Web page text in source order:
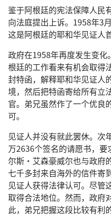
鉴于阿根廷的宪法保障人民
向法庭提出上诉。1958年3
这是阿根廷的耶和华见证人
政府在1958年再度发生变
根廷的工作看来有机会取得
封特函，解释耶和华见证人
境，然后把特函寄给所有立
官。弟兄虽然作了一个优良
可。
见证人并没有就此罢休。次
万2636个签名的请愿书，
尔斯·艾森豪威尔也与政府
七千多封来自海外的信件寄
见证人获得法律认可。尽管
取得合法地位。然而，政府
此，弟兄把握这段比较有利